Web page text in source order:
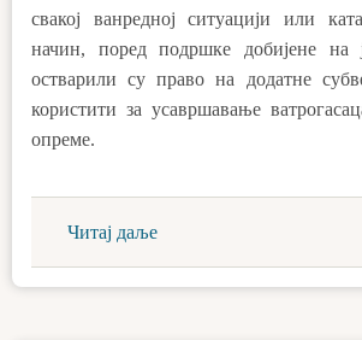
свакој ванредној ситуацији или
начин, поред подршке добијене на
остварили су право на додатне
користити за усавршавање
опреме.
Читај даље